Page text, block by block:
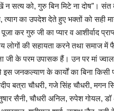
न सत्य को, गुरु बिन मिटे ना दोष”।
का उपदेश देते हुए भक्तों को सही
कर गुरु जी का प्यार व आशीर्वाद
लोगों की सहायता करने तथा
जी के परम उपासक हैं। उन पर मां
जनकल्याण के कार्यों का बिना
बत्रा चौधरी, गजे सिंह चौधरी, मगन
सैनी, चौधरी अनिल, रुपेश गोयल,